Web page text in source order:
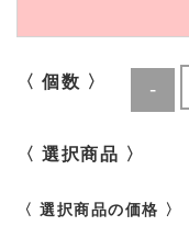
〈 個数 〉
〈 選択商品 〉
〈 選択商品の価格 〉